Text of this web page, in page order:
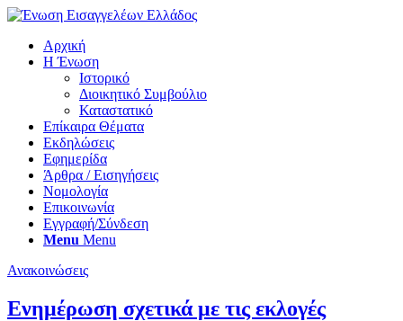
Αρχική
Η Ένωση
Ιστορικό
Διοικητικό Συμβούλιο
Καταστατικό
Επίκαιρα Θέματα
Εκδηλώσεις
Εφημερίδα
Άρθρα / Εισηγήσεις
Νομολογία
Επικοινωνία
Εγγραφή/Σύνδεση
Menu Menu
Ανακοινώσεις
Ενημέρωση σχετικά με τις εκλογές